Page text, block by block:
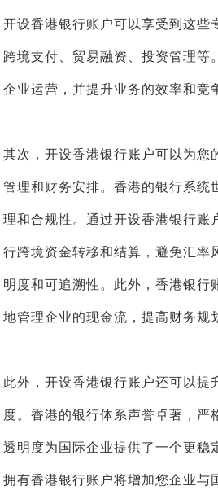
开设香港银行账户可以享受到这些
跨境支付、贸易融资、投资管理等
企业运营，并提升业务的效率和竞
其次，开设香港银行账户可以为您
管理和财务安排。香港的银行系统
理和合规性。通过开设香港银行账
行跨境资金转移和结算，避免汇率
明度和可追溯性。此外，香港银行
地管理企业的现金流，提高财务规
此外，开设香港银行账户还可以提
度。香港的银行体系声誉卓著，严
透明度为国际企业提供了一个更稳
拥有香港银行账户将增加您企业与